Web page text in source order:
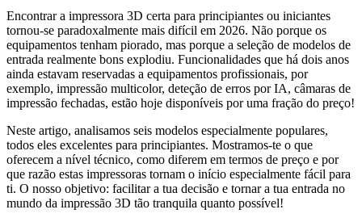
Encontrar a impressora 3D certa para principiantes ou iniciantes
tornou-se paradoxalmente mais difícil em 2026. Não porque os
equipamentos tenham piorado, mas porque a seleção de modelos de
entrada realmente bons explodiu. Funcionalidades que há dois anos
ainda estavam reservadas a equipamentos profissionais, por
exemplo, impressão multicolor, deteção de erros por IA, câmaras de
impressão fechadas, estão hoje disponíveis por uma fração do preço!
Neste artigo, analisamos seis modelos especialmente populares,
todos eles excelentes para principiantes. Mostramos-te o que
oferecem a nível técnico, como diferem em termos de preço e por
que razão estas impressoras tornam o início especialmente fácil para
ti. O nosso objetivo: facilitar a tua decisão e tornar a tua entrada no
mundo da impressão 3D tão tranquila quanto possível!